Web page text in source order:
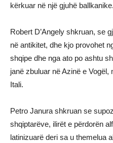
kërkuar në një gjuhë ballkanike.
Robert D’Angely shkruan, se
në antikitet, dhe kjo provohet
shqipe dhe nga ato po ashtu
janë zbuluar në Azinë e
Itali.
Petro Janura shkruan se
shqiptarëve, ilirët e përdorën
latinizuarë deri sa u themelua